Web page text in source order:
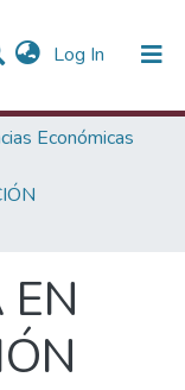
Log In (current)
Económicas